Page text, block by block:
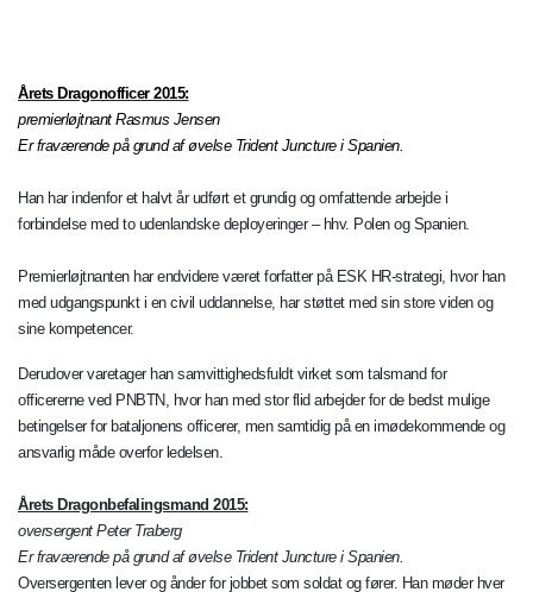
Årets Dragonofficer 2015:
premierløjtnant Rasmus Jensen
Er fraværende på grund af øvelse Trident Juncture i Spanien.
Han har indenfor et halvt år udført et grundig og omfattende arbejde i
forbindelse med to udenlandske deployeringer – hhv. Polen og Spanien.
Premierløjtnanten har endvidere været forfatter på ESK HR-strategi, hvor han
med udgangspunkt i en civil uddannelse, har støttet med sin store viden og
sine kompetencer.
Derudover varetager han samvittighedsfuldt virket som talsmand for
officererne ved PNBTN, hvor han med stor flid arbejder for de bedst mulige
betingelser for bataljonens officerer, men samtidig på en imødekommende og
ansvarlig måde overfor ledelsen.
Årets Dragonbefalingsmand 2015:
oversergent Peter Traberg
Er fraværende på grund af øvelse Trident Juncture i Spanien.
Oversergenten lever og ånder for jobbet som soldat og fører. Han møder hver